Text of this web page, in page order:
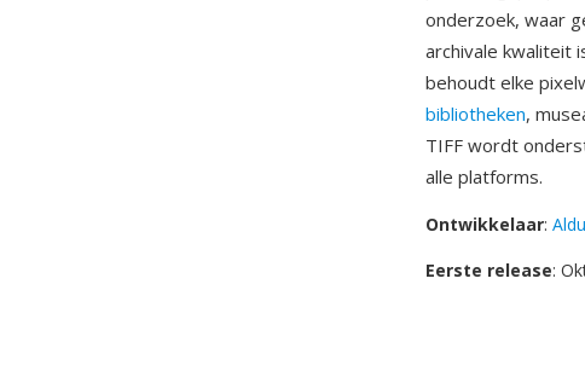
onderzoek, waar
archivale kwaliteit
behoudt elke
bibliotheken,
TIFF wordt
alle platforms.
Ontwikkelaar:
Eerste release: